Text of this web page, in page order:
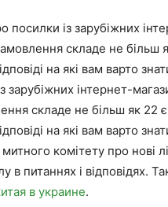
посилки із зарубіжних
складе не більш
на які вам варто
зарубіжних інтернет-
складе не більш як 22
на які вам варто
комітету про нові
в питаннях і відповідях.
в украине.